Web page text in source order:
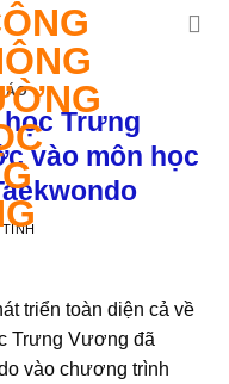
Trưng
vào môn học
triển toàn diện cả về
Trưng Vương đã
vào chương trình